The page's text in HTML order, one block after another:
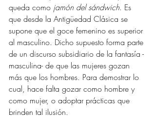
queda como jamón del sándwich. Es
que desde la Antigüedad Clásica se
supone que el goce femenino es superior
al masculino. Dicho supuesto forma parte
de un discurso subsidiario de la fantasía -
masculina- de que las mujeres gozan
más que los hombres. Para demostrar lo
cual, hace falta gozar como hombre y
como mujer, o adoptar prácticas que
brinden tal ilusión.